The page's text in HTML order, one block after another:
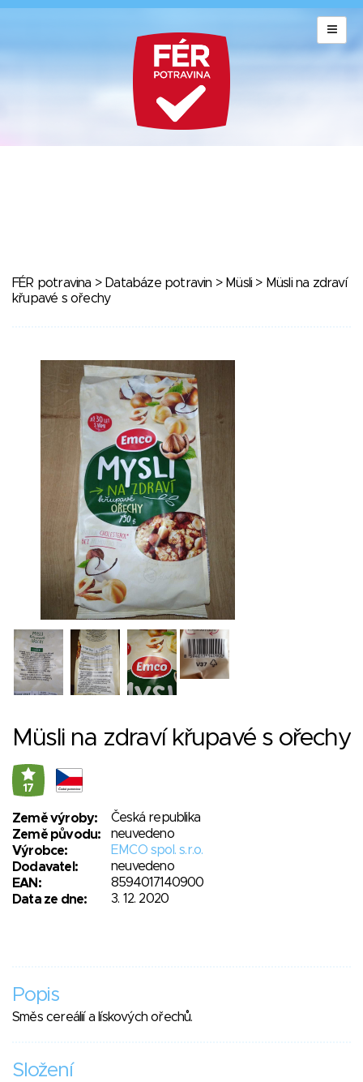
FÉR potravina > Databáze potravin > Müsli > Müsli na zdraví
křupavé s ořechy
Müsli na zdraví křupavé s ořechy
17
Země výroby:
Česká republika
Země původu:
neuvedeno
Výrobce:
EMCO spol. s.r.o.
Dodavatel:
neuvedeno
EAN:
8594017140900
Data ze dne:
3. 12. 2020
Popis
Směs cereálií a lískových ořechů.
Složení